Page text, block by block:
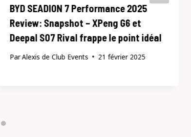
BYD SEADION 7 Performance 2025
Review: Snapshot – XPeng G6 et
Deepal S07 Rival frappe le point idéal
ParAlexis de Club Events 21 février 2025